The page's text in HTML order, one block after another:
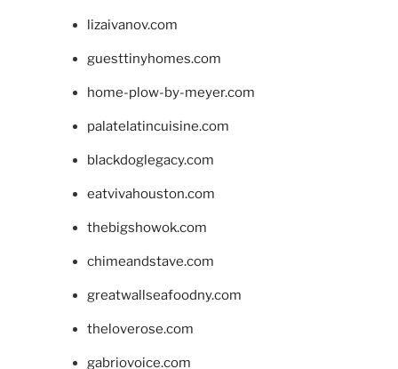
lizaivanov.com
guesttinyhomes.com
home-plow-by-meyer.com
palatelatincuisine.com
blackdoglegacy.com
eatvivahouston.com
thebigshowok.com
chimeandstave.com
greatwallseafoodny.com
theloverose.com
gabriovoice.com